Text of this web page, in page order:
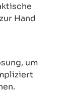
Hand
um